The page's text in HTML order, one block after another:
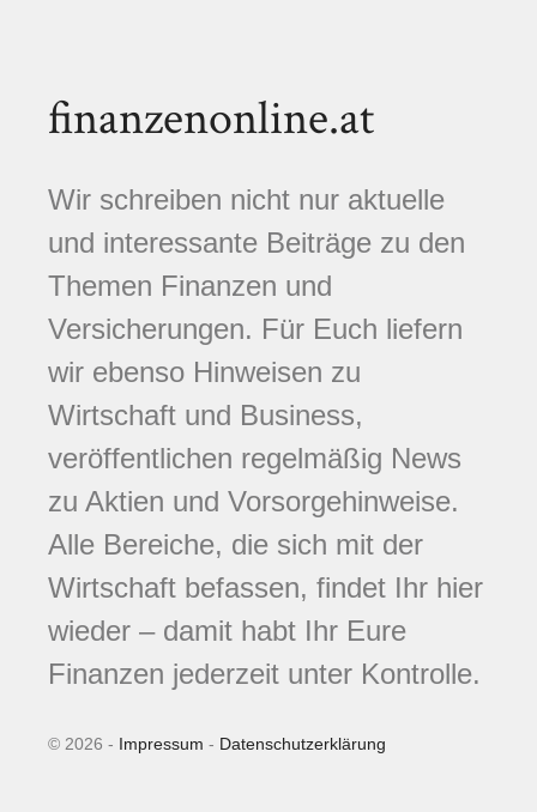
finanzenonline.at
Wir schreiben nicht nur aktuelle
und interessante Beiträge zu den
Themen Finanzen und
Versicherungen. Für Euch liefern
wir ebenso Hinweisen zu
Wirtschaft und Business,
veröffentlichen regelmäßig News
zu Aktien und Vorsorgehinweise.
Alle Bereiche, die sich mit der
Wirtschaft befassen, findet Ihr hier
wieder – damit habt Ihr Eure
Finanzen jederzeit unter Kontrolle.
© 2026 - Impressum - Datenschutzerklärung